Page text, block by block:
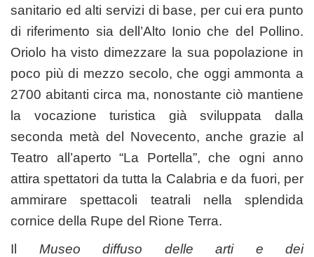
sanitario ed alti servizi di base, per cui era punto
di riferimento sia dell’Alto Ionio che del Pollino.
Oriolo ha visto dimezzare la sua popolazione in
poco più di mezzo secolo, che oggi ammonta a
2700 abitanti circa ma, nonostante ciò mantiene
la vocazione turistica già sviluppata dalla
seconda metà del Novecento, anche grazie al
Teatro all’aperto “La Portella”, che ogni anno
attira spettatori da tutta la Calabria e da fuori, per
ammirare spettacoli teatrali nella splendida
cornice della Rupe del Rione Terra.
Il Museo diffuso delle arti e dei